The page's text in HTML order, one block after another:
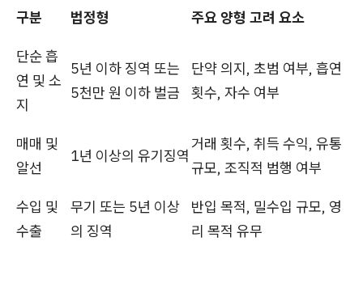
구분 법정형 주요 양형 고려 요소
단순 흡
연 및 소
지
5년 이하 징역 또는
5천만 원 이하 벌금
단약 의지, 초범 여부, 흡연
횟수, 자수 여부
매매 및
알선
1년 이상의 유기징역
거래 횟수, 취득 수익, 유통
규모, 조직적 범행 여부
수입 및
수출
무기 또는 5년 이상
의 징역
반입 목적, 밀수입 규모, 영
리 목적 유무